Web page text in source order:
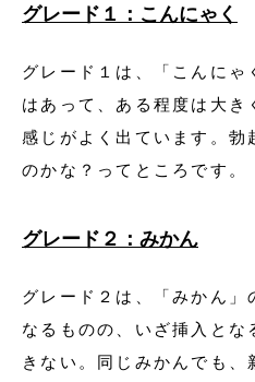
グレード１：こんにゃく
グレード１は、「こんに
はあって、ある程度は大き
感じがよく出ています。勃
のかな？ってところです。
グレード２：みかん
グレード２は、「みかん」
なるものの、いざ挿入と
きない。同じみかんでも